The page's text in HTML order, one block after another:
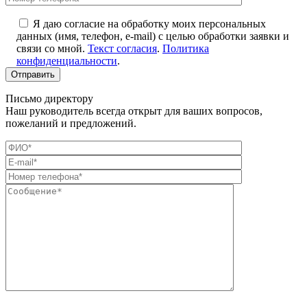
Я даю согласие на обработку моих персональных
данных (имя, телефон, e-mail) с целью обработки заявки и
связи со мной. Текст согласия. Политика
конфиденциальности.
Письмо директору
Наш руководитель всегда открыт для ваших вопросов,
пожеланий и предложений.